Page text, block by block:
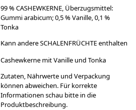
99 % CASHEWKERNE, Überzugsmittel:
Gummi arabicum; 0,5 % Vanille, 0,1 %
Tonka
Kann andere SCHALENFRÜCHTE enthalten
Cashewkerne mit Vanille und Tonka
Zutaten, Nährwerte und Verpackung
können abweichen. Für korrekte
Informationen schau bitte in die
Produktbeschreibung.